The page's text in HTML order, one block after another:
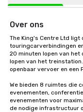
Over ons
The King's Centre Ltd
touringcarverbindingen
20 minuten lopen van het
lopen van het
openbaar vervoer en een
We bieden 8 ruimtes die
evenementen,
evenementen voor
de nodige infrastructuur